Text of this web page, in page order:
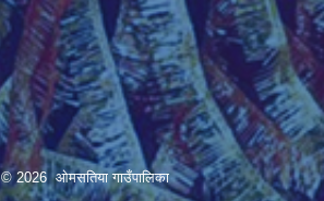
© 2026 ओमसतिया गाउँपालिका